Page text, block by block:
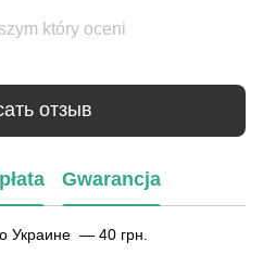
który oceni
отзыв
Gwarancja
Украине — 40 грн.